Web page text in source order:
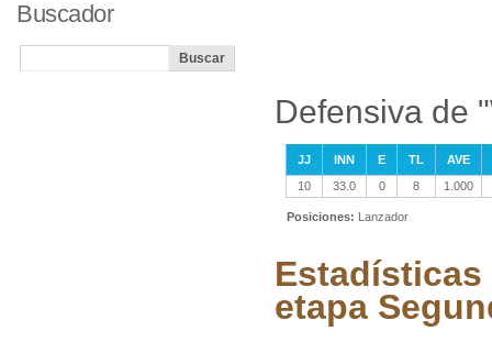
Defensiva de
JJ INN E TL
AVE
10
33.0 0 8 1.000
Posiciones: Lanzador
Estadísticas
etapa
Buscador